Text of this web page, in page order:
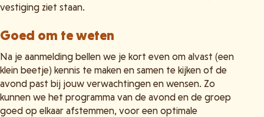
vestiging ziet staan.
Goed om te weten
Na je aanmelding bellen we je kort even om alvast (een
klein beetje) kennis te maken en samen te kijken of de
avond past bij jouw verwachtingen en wensen. Zo
kunnen we het programma van de avond en de groep
goed op elkaar afstemmen, voor een optimale